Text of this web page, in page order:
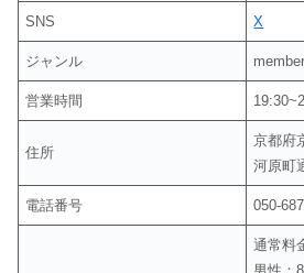
SNS X
ジャンル
営業時間
住所
京都府
河原町
電話番号 050-
通常料